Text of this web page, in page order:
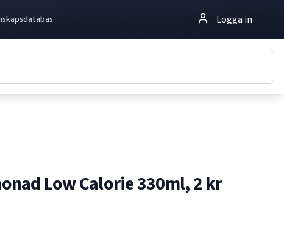
Logga in
Low Calorie 330ml, 2 kr